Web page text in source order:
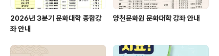
2026년 3분기 문화대학 종합강
좌 안내
양천문화원 문화대학 강좌 안내